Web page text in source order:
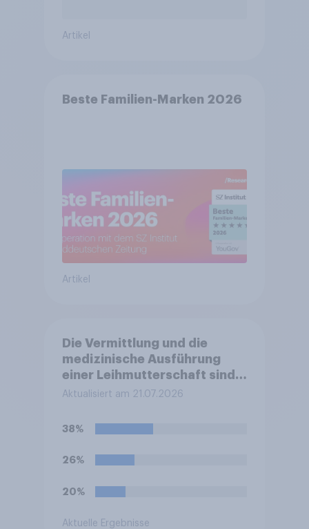
Artikel
Beste Familien-Marken 2026
Artikel
Die Vermittlung und die
medizinische Ausführung
einer Leihmutterschaft sind
in Deutschland anders als in
verboten. Wie stehen Sie zu
diesem Verbot?
Aktualisiert am 21.07.2026
38%
26%
20%
Aktuelle Ergebnisse